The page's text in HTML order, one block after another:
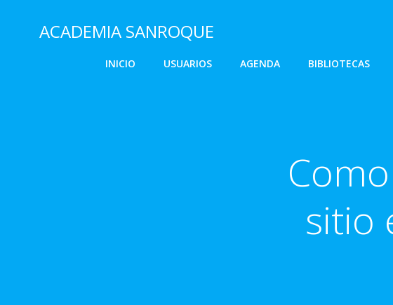
contenidoACADEMIA SANROQUE
INICIO USUARIOS AGENDA BIBLIOTECAS
sitio